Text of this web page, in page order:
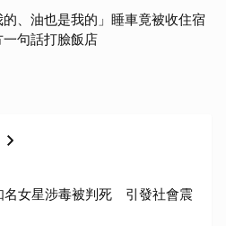
的、油也是我的」睡車竟被收住宿
句話打臉飯店
名女星涉毒被判死 引發社會震